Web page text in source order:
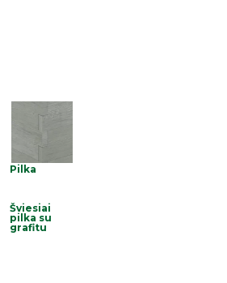
Pilka
Šviesiai
pilka su
grafitu